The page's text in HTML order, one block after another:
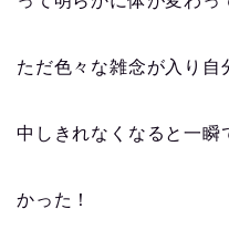
ただ色々な雑念が入り自
中しきれなくなると一瞬
かった！